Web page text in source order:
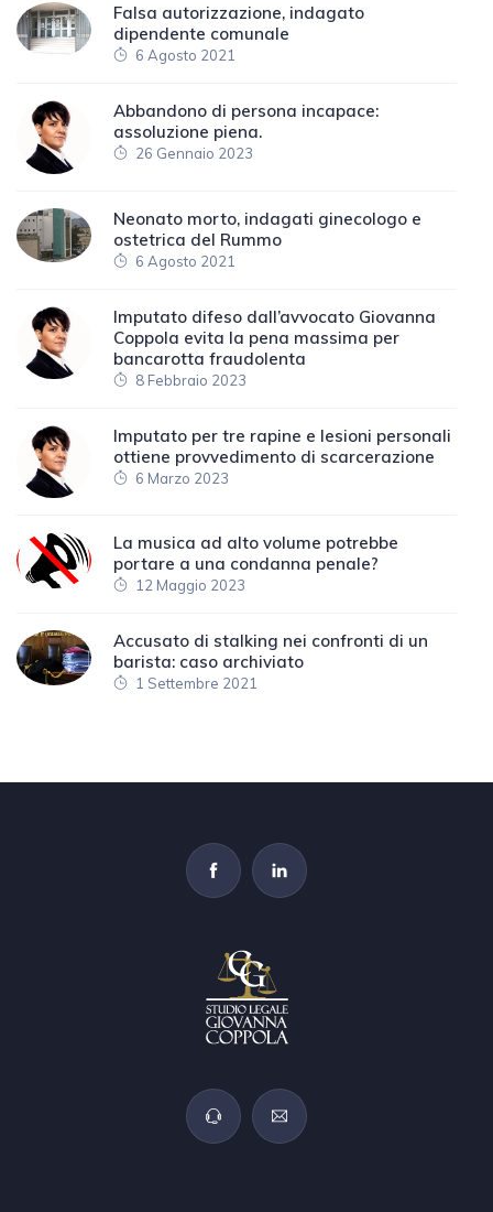
Falsa autorizzazione, indagato
dipendente comunale
6 Agosto 2021
Abbandono di persona incapace:
assoluzione piena.
26 Gennaio 2023
Neonato morto, indagati ginecologo e
ostetrica del Rummo
6 Agosto 2021
Imputato difeso dall’avvocato Giovanna
Coppola evita la pena massima per
bancarotta fraudolenta
8 Febbraio 2023
Imputato per tre rapine e lesioni personali
ottiene provvedimento di scarcerazione
6 Marzo 2023
La musica ad alto volume potrebbe
portare a una condanna penale?
12 Maggio 2023
Accusato di stalking nei confronti di un
barista: caso archiviato
1 Settembre 2021